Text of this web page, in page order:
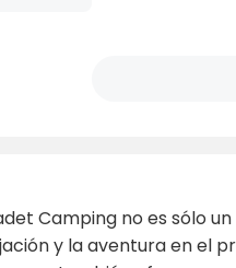
Camping no es sólo
y la aventura en el